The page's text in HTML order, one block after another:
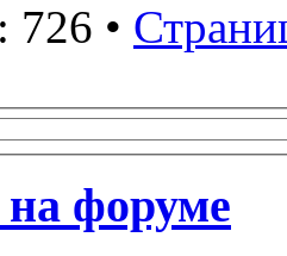
•
на форуме